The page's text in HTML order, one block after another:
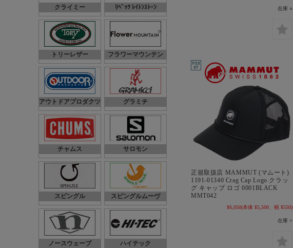
在庫 ○
正規取扱店 MAMMUT (マムート)
1191-01340 Crag Cap Logo クラッ
グ キャップ ロゴ 0001BLACK
MMT042
¥6,050(本体 ¥5,500、税 ¥550)
在庫 ×
クライミー ﾘﾍﾞｯﾂ ﾚｲﾄﾝｽﾄｰﾝ
トリーレザー フラワーマウンテン
アウトドアプロダクツ グラミチ
チャムス サロモン
スピングル スピングルムーヴ
ノースウェーブ ハイテック